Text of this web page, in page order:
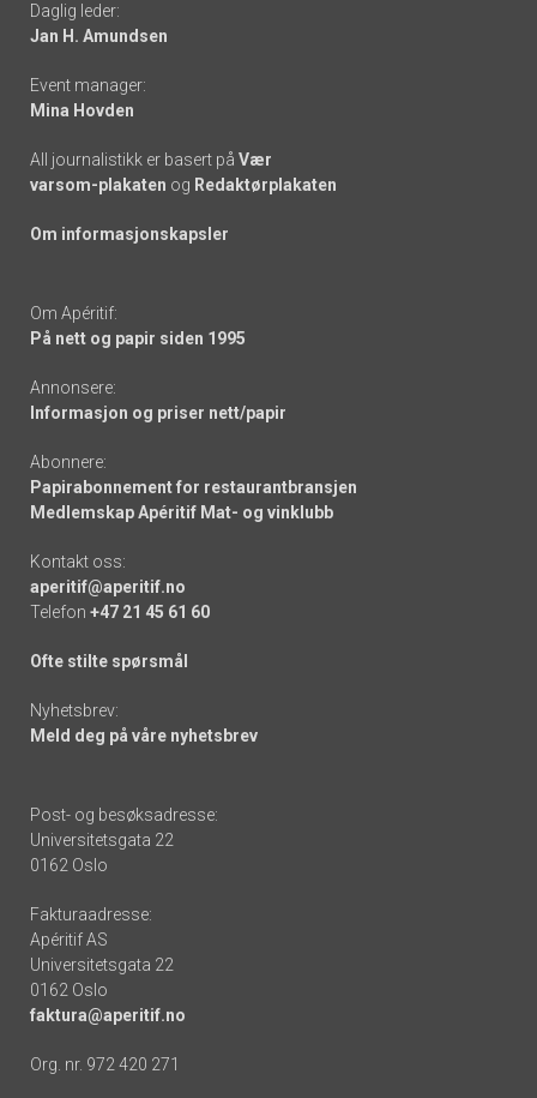
links
Daglig leder:
Jan H. Amundsen
Event manager:
Mina Hovden
All journalistikk er basert på Vær
varsom-plakaten og Redaktørplakaten
Om informasjonskapsler
Om Apéritif:
På nett og papir siden 1995
Annonsere:
Informasjon og priser nett/papir
Abonnere:
Papirabonnement for restaurantbransjen
Medlemskap Apéritif Mat- og vinklubb
Kontakt oss:
aperitif@aperitif.no
Telefon +47 21 45 61 60
Ofte stilte spørsmål
Nyhetsbrev:
Meld deg på våre nyhetsbrev
Post- og besøksadresse:
Universitetsgata 22
0162 Oslo
Fakturaadresse:
Apéritif AS
Universitetsgata 22
0162 Oslo
faktura@aperitif.no
Org. nr. 972 420 271